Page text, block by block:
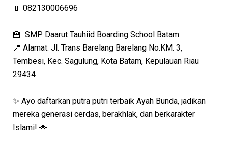
📱 082130006696
🏫 SMP Daarut Tauhiid Boarding School Batam
📍 Alamat: Jl. Trans Barelang Barelang No.KM. 3,
Tembesi, Kec. Sagulung, Kota Batam, Kepulauan Riau
29434
✨ Ayo daftarkan putra putri terbaik Ayah Bunda, jadikan
mereka generasi cerdas, berakhlak, dan berkarakter
Islami! 🌟